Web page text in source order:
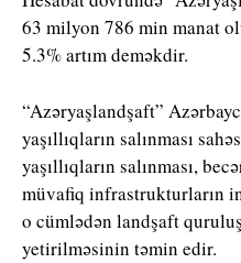
63 milyon 786 min manat
5.3% artım deməkdir.
“Azəryaşlandşaft”
yaşıllıqların salınması
yaşıllıqların salınması,
müvafiq infrastrukturların
o cümlədən landşaft
yetirilməsinin təmin edir.